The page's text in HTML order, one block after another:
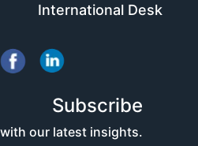
International Desk
Subscribe
our latest insights.